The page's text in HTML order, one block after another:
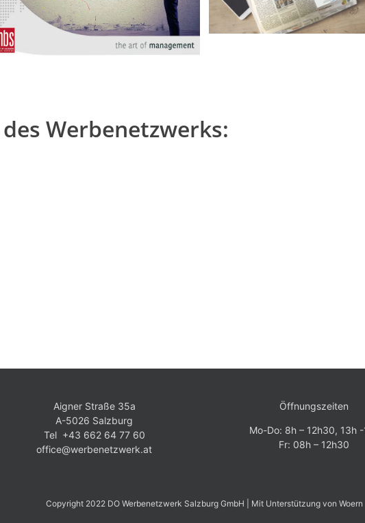
GmbH
Werbenetzwerks:
Aigner Straße 35a
A-5026 Salzburg
Tel +43 662 64 77 60
office@werbenetzwerk.at
Öffnungszeiten
Mo-Do: 8h – 12h30, 13h -
Fr: 08h – 12h30
Copyright 2022 DO Werbenetzwerk Salzburg GmbH | Mit Unterstützung von Woern